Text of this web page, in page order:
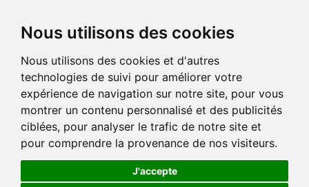
Nous utilisons des cookies
Nous utilisons des cookies et d'autres
technologies de suivi pour améliorer votre
expérience de navigation sur notre site, pour vous
montrer un contenu personnalisé et des publicités
ciblées, pour analyser le trafic de notre site et
pour comprendre la provenance de nos visiteurs.
J'accepte